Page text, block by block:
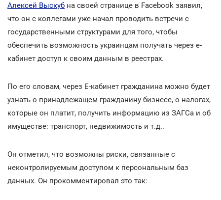
Алексей Выскуб на своей странице в Facebook заявил,
что он с коллегами уже начал проводить встречи с
государственными структурами для того, чтобы
обеспечить возможность украинцам получать через е-
кабинет доступ к своим данным в реестрах.
По его словам, через Е-кабинет гражданина можно будет
узнать о принадлежащем гражданину бизнесе, о налогах,
которые он платит, получить информацию из ЗАГСа и об
имуществе: транспорт, недвижимость и т.д..
Он отметил, что возможны риски, связанные с
неконтролируемым доступом к персональным баз
данных. Он прокомментировал это так: